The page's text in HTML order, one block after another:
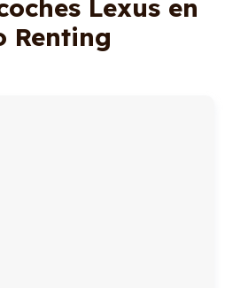
Lexus en
Renting